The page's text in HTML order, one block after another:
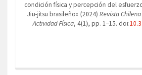
condición física y percepción del
Jiu-jitsu brasileño» (2024) Revista
Actividad Física, 4(1), pp. 1–15. doi: